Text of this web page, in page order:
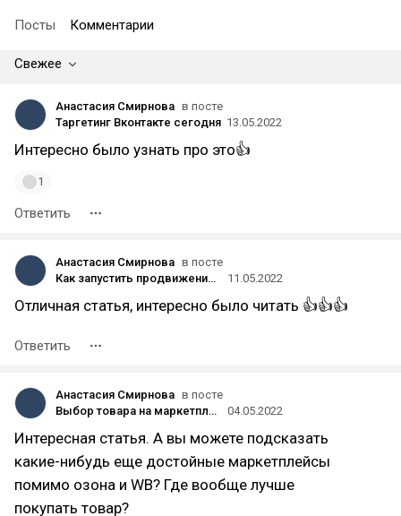
Посты Комментарии
Свежее
Анастасия Смирнова в посте
Таргетинг Вконтакте сегодня 13.05.2022
Интересно было узнать про это👍
1
Ответить
Анастасия Смирнова в посте
Как запустить продвижение в Telegram: инструкция от «Студии Чижова»
11.05.2022
Отличная статья, интересно было читать 👍👍👍
Ответить
Анастасия Смирнова в посте
Выбор товара на маркетплейс
04.05.2022
Интересная статья. А вы можете подсказать
какие-нибудь еще достойные маркетплейсы
помимо озона и WB? Где вообще лучше
покупать товар?